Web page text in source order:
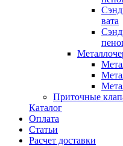
вата
Приточные
Каталог
Оплата
Статьи
Расчет доставки